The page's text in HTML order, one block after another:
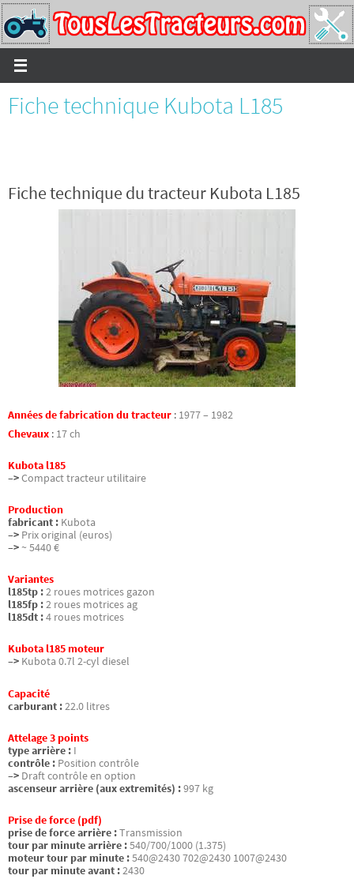
Passer
vers
le
contenu
Fiche technique Kubota L185
Fiche technique du tracteur Kubota L185
Années de fabrication du tracteur : 1977 – 1982
Chevaux : 17 ch
Kubota l185
–>Compact tracteur utilitaire
Production
fabricant : Kubota
–> Prix original (euros)
–> ~ 5440 €
Variantes
l185tp :2 roues motrices gazon
l185fp :2 roues motrices ag
l185dt :4 roues motrices
Kubota l185 moteur
–> Kubota 0.7l 2-cyl diesel
Capacité
carburant :22.0 litres
Attelage 3 points
type arrière : I
contrôle : Position contrôle
–> Draft contrôle en option
ascenseur arrière (aux extremités) :997 kg
Prise de force (pdf)
prise de force arrière :Transmission
tour par minute arrière :540/700/1000 (1.375)
moteur tour par minute :540@2430 702@2430 1007@2430
tour par minute avant :2430